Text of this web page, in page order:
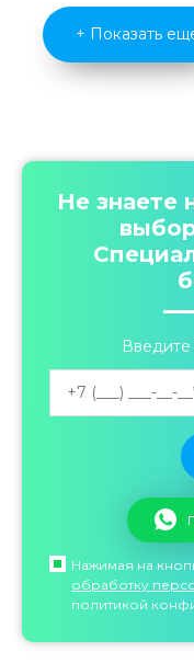
+ Показать
Не знаете
Нажимая на
обработку
политикой